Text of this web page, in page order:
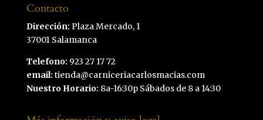
Contacto
Dirección: Plaza Mercado, 1
37001 Salamanca
Telefono: 923 27 17 72
email: tienda@carniceriacarlosmacias.com
Nuestro Horario: 8a-16:30p Sábados de 8 a 14:30